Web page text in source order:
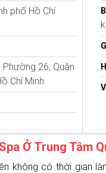
phố Hồ Chí
Phường 26, Quận
Chí Minh
Ở Trung Tâm
không có thời gian